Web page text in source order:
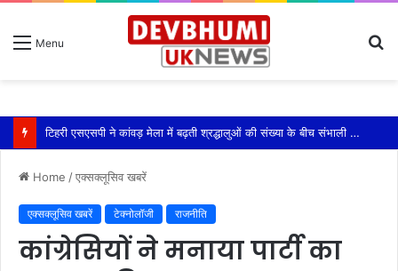
Menu
टिहरी एसएसपी ने कांवड़ मेला में बढ़ती श्रद्धालुओं की संख्या के बीच संभाली यातायात की कमान
Home /एक्सक्लूसिव खबरें
एक्सक्लूसिव खबरें टेक्नोलॉजी राजनीति
कांग्रेसियों ने मनाया पार्टी का